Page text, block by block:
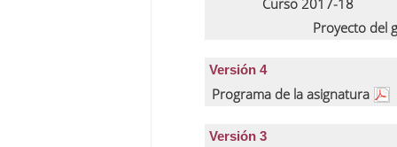
Curso 2017-18
Proyecto del
Versión 4
Programa de la asignatura
Versión 3